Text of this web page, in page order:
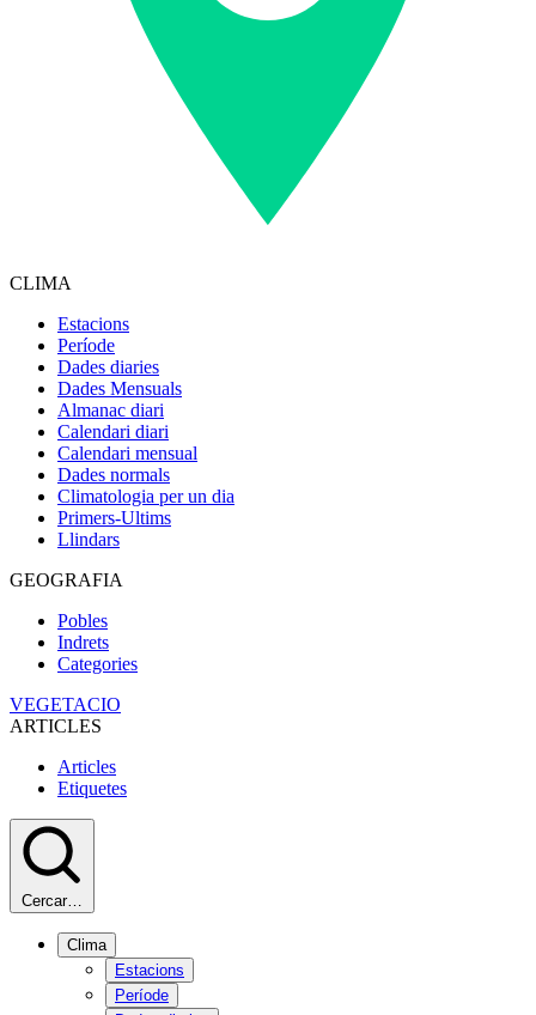
CLIMA
Estacions
Període
Dades diaries
Dades Mensuals
Almanac diari
Calendari diari
Calendari mensual
Dades normals
Climatologia per un dia
Primers-Ultims
Llindars
GEOGRAFIA
Pobles
Indrets
Categories
VEGETACIO
ARTICLES
Articles
Etiquetes
Cercar…
Clima
Estacions
Període